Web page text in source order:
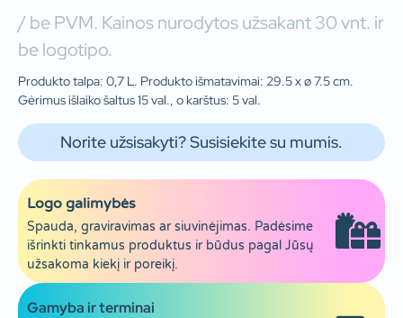
/ be PVM. Kainos nurodytos užsakant 30 vnt. ir
be logotipo.
Produkto talpa: 0,7 L. Produkto išmatavimai: 29.5 x ø 7.5 cm.
Gėrimus išlaiko šaltus 15 val., o karštus: 5 val.
Norite užsisakyti? Susisiekite su mumis.
Logo galimybės
Spauda, graviravimas ar siuvinėjimas. Padėsime
išrinkti tinkamus produktus ir būdus pagal Jūsų
užsakoma kiekį ir poreikį.
Gamyba ir terminai